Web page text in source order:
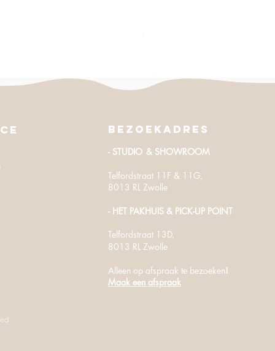
Bezoekadres
- STUDIO & SHOWROOM
Telfordstraat 11F & 11G,
8013 RL Zwolle
- HET PAKHUIS​ & PICK-UP POINT
Telfordstraat13D,
8013 RL Zwolle
Alleen op afspraak te bezoeken!
Maak een afspraak